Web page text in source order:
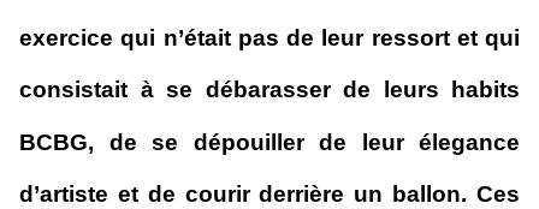
exercice qui n’était pas de leur ressort et qui
consistait à se débarasser de leurs habits
BCBG, de se dépouiller de leur élegance
d’artiste et de courir derrière un ballon. Ces